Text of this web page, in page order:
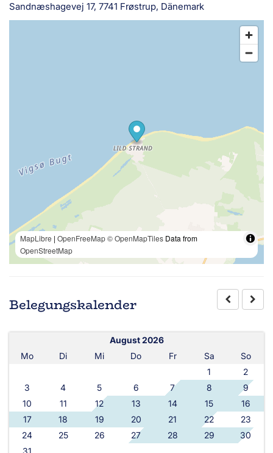
Sandnæshagevej 17, 7741 Frøstrup, Dänemark
MapLibre | OpenFreeMap© OpenMapTiles Data from
OpenStreetMap
Belegungskalender
August 2026
Mo
Di Mi Do Fr Sa
So
1
2
3
4 5 6 7 8
9
10
11 12 13 14 15
16
17
18 19 20 21 22
23
24
25 26 27 28 29
30